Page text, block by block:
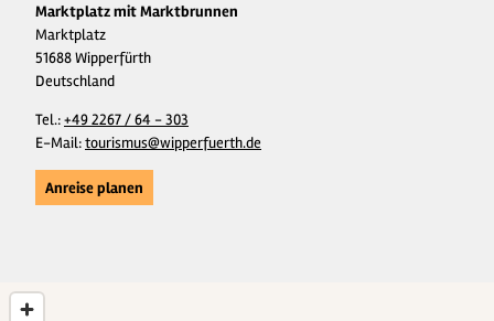
Marktplatz mit Marktbrunnen
Marktplatz
51688 Wipperfürth
Deutschland
Tel.:+49 2267 / 64 - 303
E-Mail:tourismus@wipperfuerth.de
Anreise planen